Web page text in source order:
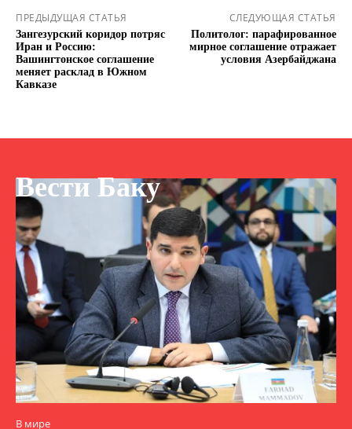
ПРЕДЫДУЩАЯ СТАТЬЯ
Зангезурский коридор потряс
Иран и Россию:
Вашингтонское соглашение
меняет расклад в Южном
Кавказе
СЛЕДУЮЩАЯ СТАТЬЯ
Политолог: парафированное
мирное соглашение отражает
условия Азербайджана
Вести Баку
В мире